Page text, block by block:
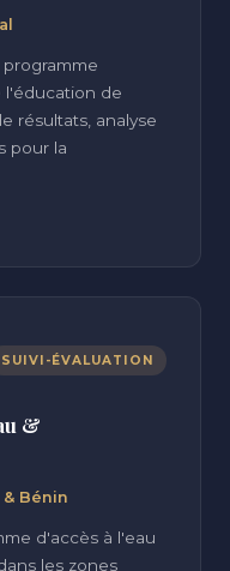
l'éducation de
résultats, analyse
pour la
SUIVI-ÉVALUATION
&
Bénin
d'accès à l'eau
les zones